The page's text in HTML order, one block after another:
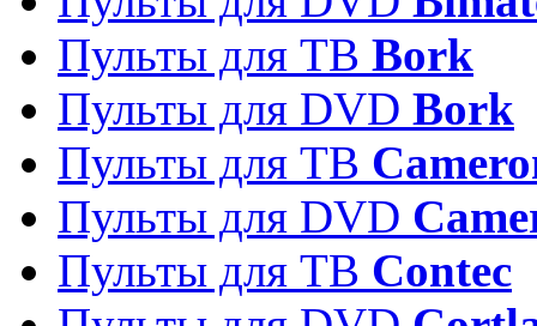
Пульты для ТВ Bork
Пульты для DVD Bork
Пульты для ТВ
Пульты для DVD
Пульты для ТВ Contec